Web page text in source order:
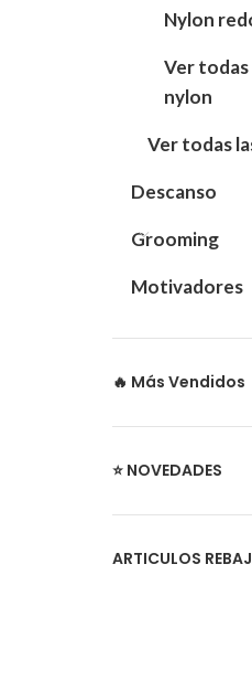
Nylon
Ver todas
nylon
Ver todas
Descanso
Grooming
Motivadores
🔥 Más Vendidos
⭐ NOVEDADES
ARTICULOS